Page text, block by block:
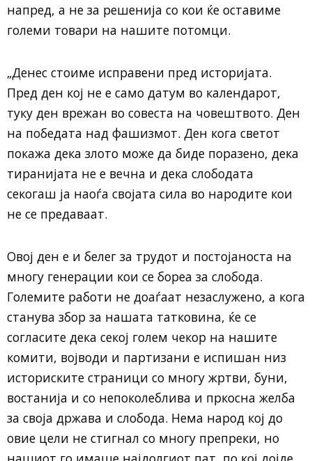
напред, а не за решенија со кои ќе оставиме
големи товари на нашите потомци.
„Денес стоиме исправени пред историјата.
Пред ден кој не е само датум во календарот,
туку ден врежан во совеста на човештвото. Ден
на победата над фашизмот. Ден кога светот
покажа дека злото може да биде поразено, дека
тиранијата не е вечна и дека слободата
секогаш ја наоѓа својата сила во народите кои
не се предаваат.
Овој ден е и белег за трудот и постојаноста на
многу генерации кои се бореа за слобода.
Големите работи не доаѓаат незаслужено, а кога
станува збор за нашата татковина, ќе се
согласите дека секој голем чекор на нашите
комити, војводи и партизани е испишан низ
историските страници со многу жртви, буни,
востанија и со непоколеблива и пркосна желба
за своја држава и слобода. Нема народ кој до
овие цели не стигнал со многу препреки, но